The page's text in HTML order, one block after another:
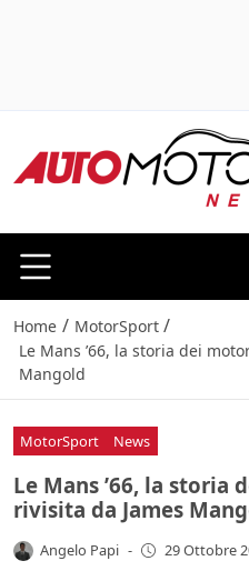
Home / MotorSport /
Le Mans ’66, la storia dei
Mangold
MotorSport News
Le Mans ’66, la
rivisita da James
Angelo Papi - 29 Ottobre